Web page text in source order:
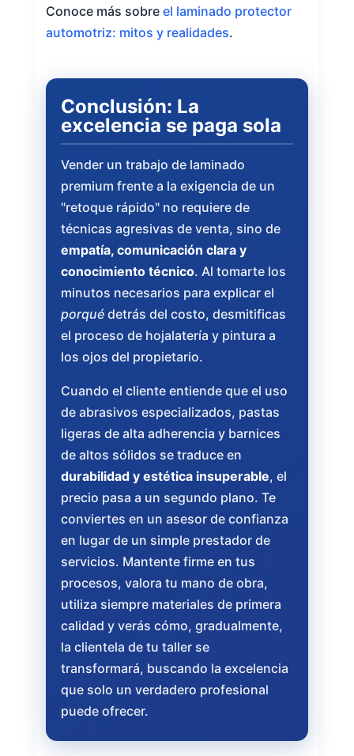
Conoce más sobre el laminado protector
automotriz: mitos y realidades.
Conclusión: La
excelencia se paga sola
Vender un trabajo de laminado
premium frente a la exigencia de un
"retoque rápido" no requiere de
técnicas agresivas de venta, sino de
empatía, comunicación clara y
conocimiento técnico. Al tomarte los
minutos necesarios para explicar el
porquédetrás del costo, desmitificas
el proceso de hojalatería y pintura a
los ojos del propietario.
Cuando el cliente entiende que el uso
de abrasivos especializados, pastas
ligeras de alta adherencia y barnices
de altos sólidos se traduce en
durabilidad y estética insuperable, el
precio pasa a un segundo plano. Te
conviertes en un asesor de confianza
en lugar de un simple prestador de
servicios. Mantente firme en tus
procesos, valora tu mano de obra,
utiliza siempre materiales de primera
calidad y verás cómo, gradualmente,
la clientela de tu taller se
transformará, buscando la excelencia
que solo un verdadero profesional
puede ofrecer.